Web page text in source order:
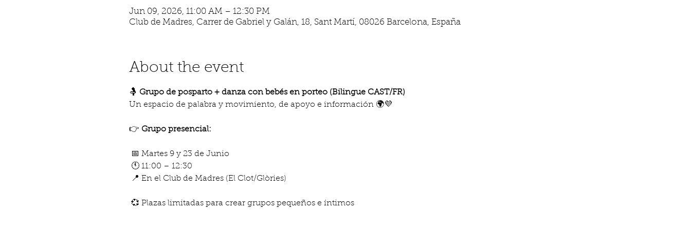
Jun 09, 2026, 11:00 AM – 12:30 PM
Club de Madres, Carrer de Gabriel y Galán, 18, Sant Martí, 08026 Barcelona, España
About the event
🤱 Grupo de posparto + danza con bebés en porteo (Bilingue CAST/FR)
Un espacio de palabra y movimiento, de apoyo e información 🌍💜
👉 Grupo presencial:
📅 Martes 9 y 23 de Junio
🕚 11:00 – 12:30
📍 En el Club de Madres (El Clot/Glòries)
💞 Plazas limitadas para crear grupos pequeños e íntimos